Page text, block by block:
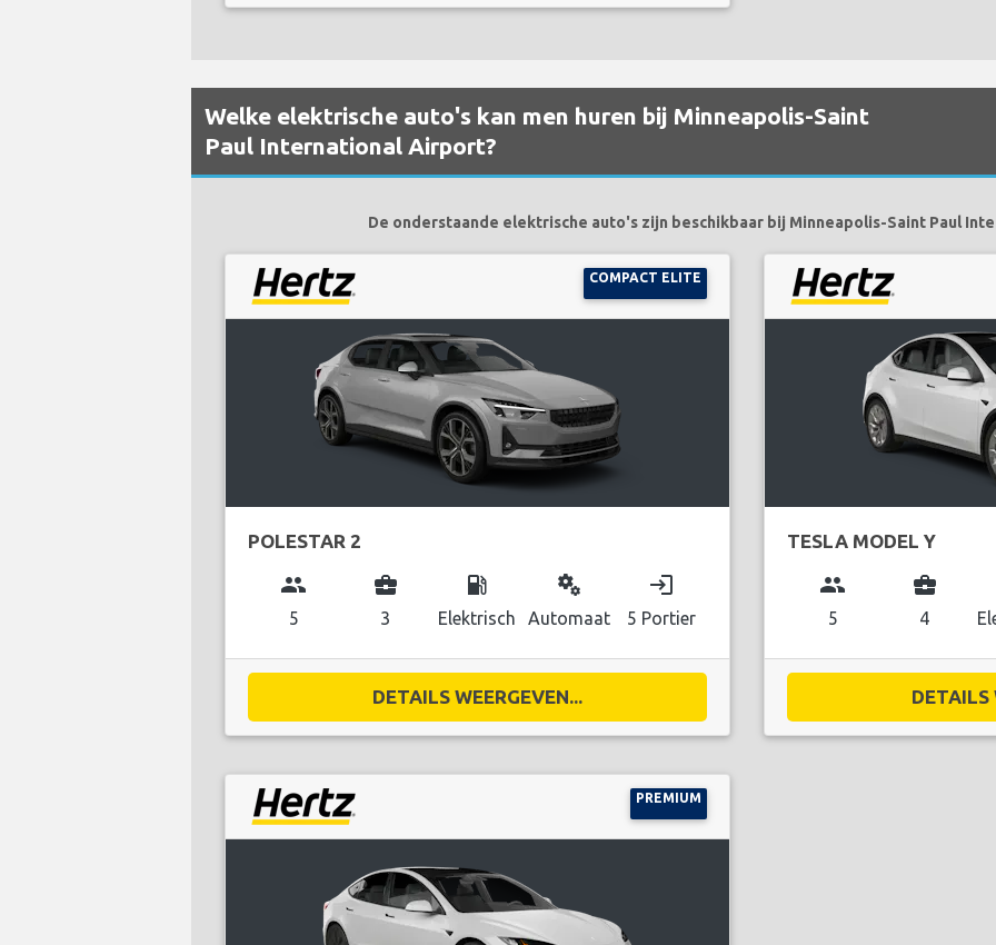
Welke elektrische auto's kan men huren bij Minneapolis-Saint
Paul International Airport?
De onderstaande elektrische auto's zijn beschikbaar bij Minneapolis-Saint Paul
COMPACT ELITE
POLESTAR 2
group
5
business_center
3
local_gas_station
Elektrisch
miscellaneous_services
Automaat
login
5 Portier
DETAILS WEERGEVEN...
TESLA MODEL Y
group
5
business_center
4
DETAILS
PREMIUM